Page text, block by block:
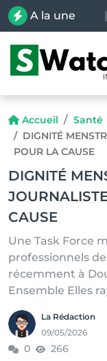
A la une |
Accueil
Santé
DIGNITÉ
POUR LA CAUSE
DIGNITÉ
CAUSE
Une Task Force
professionnels
récemment à
Ensemble Elles
La Rédaction
09/05/2026
0 266